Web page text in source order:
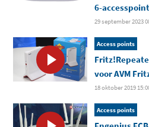
6-
29 september 2023
Access points
voor AVM
18 oktober 2019
Access points